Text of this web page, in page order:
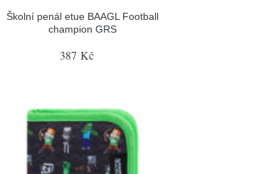
Školní penál etue BAAGL Football
champion GRS
387 Kč